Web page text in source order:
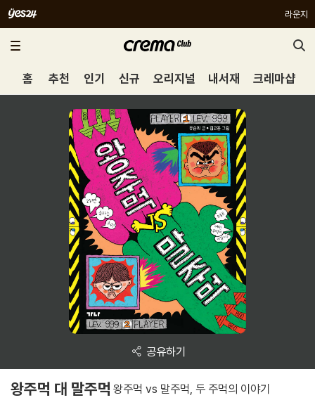
라운지
홈 추천 인기 신규 오리지널 내서재 크레마샵
공유하기
왕주먹 대 말주먹 왕주먹 vs 말주먹, 두 주먹의 이야기